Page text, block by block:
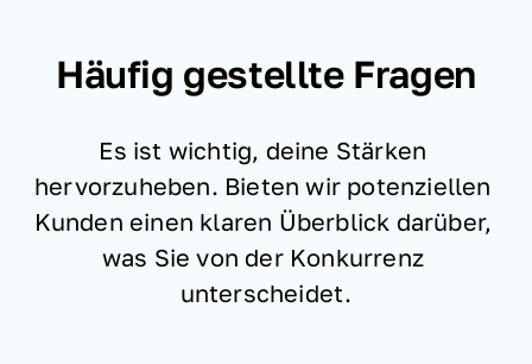
Häufig gestellte Fragen
Es ist wichtig, deine Stärken
hervorzuheben. Bieten wir potenziellen
Kunden einen klaren Überblick darüber,
was Sie von der Konkurrenz
unterscheidet.